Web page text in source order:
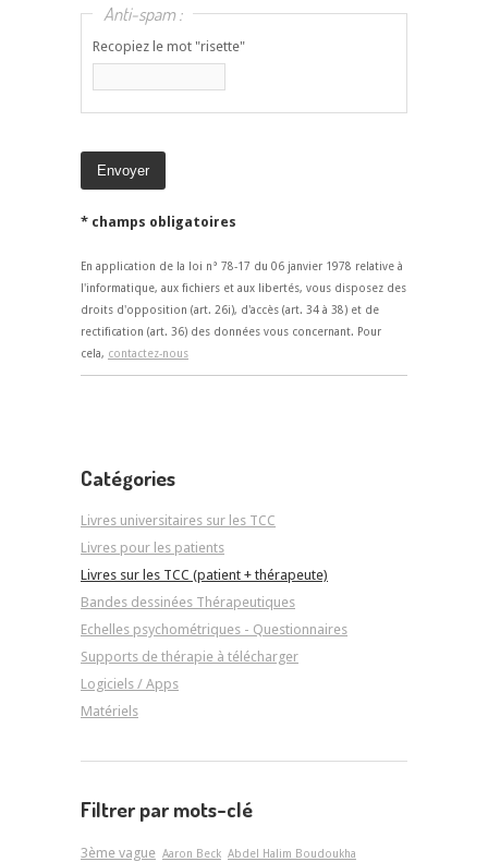
Anti-spam :
Recopiez le mot "risette"
* champs obligatoires
En application de la loi n° 78-17 du 06 janvier 1978 relative à
l'informatique, aux fichiers et aux libertés, vous disposez des
droits d'opposition (art. 26i), d'accès (art. 34 à 38) et de
rectification (art. 36) des données vous concernant. Pour
cela, contactez-nous
Catégories
Livres universitaires sur les TCC
Livres pour les patients
Livres sur les TCC (patient + thérapeute)
Bandes dessinées Thérapeutiques
Echelles psychométriques - Questionnaires
Supports de thérapie à télécharger
Logiciels / Apps
Matériels
Filtrer par mots-clé
3ème vague Aaron Beck Abdel Halim Boudoukha